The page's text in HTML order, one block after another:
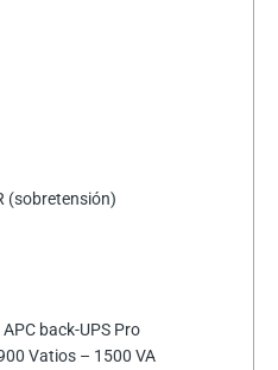
(sobretensión)
back-UPS Pro
Vatios – 1500 VA